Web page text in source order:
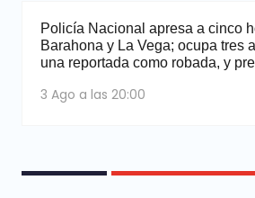
Policía Nacional apresa a cinco
Barahona y La Vega; ocupa tres
una reportada como robada, y
3 Ago a las 20:00